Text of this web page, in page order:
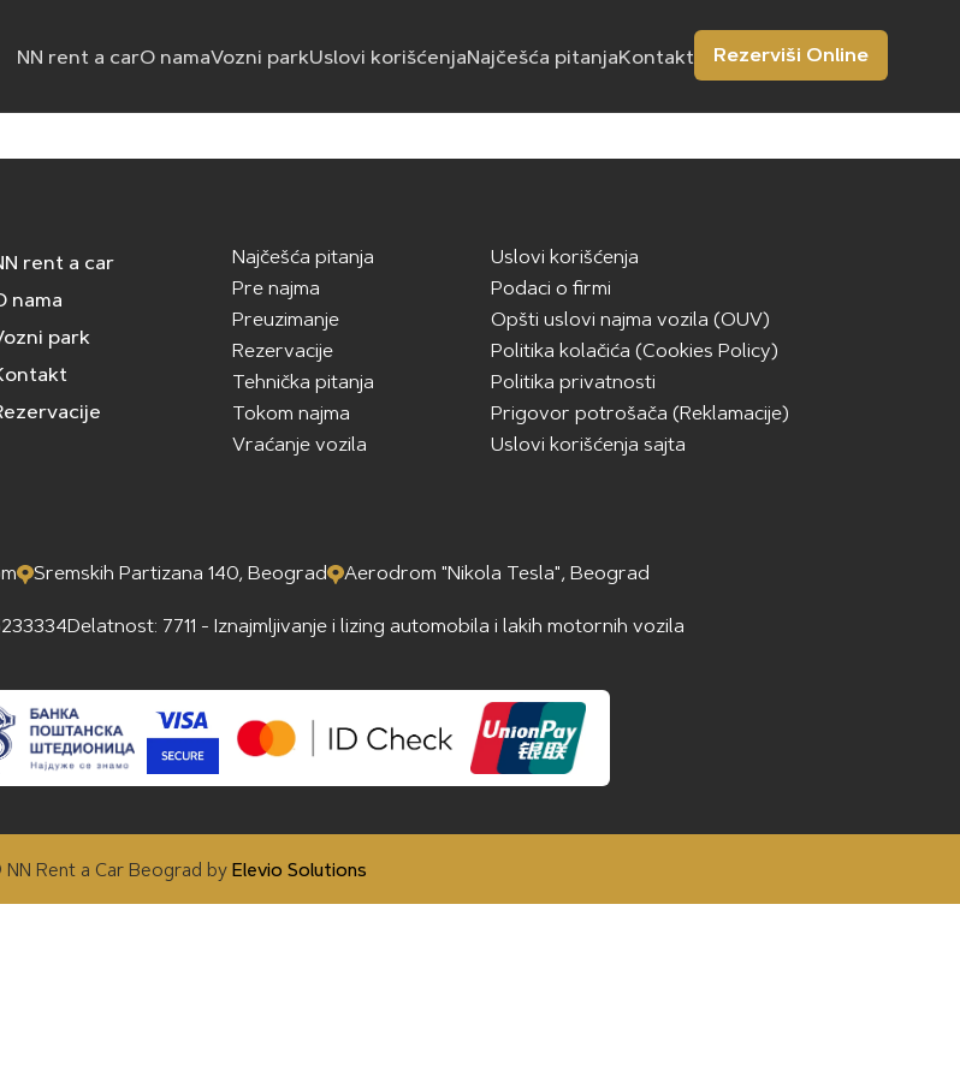
NN rent a carO namaVozni parkUslovi korišćenjaNajčešća pitanjaKontakt Rezerviši Online
rent a car
nama
park
Najčešća pitanja
Pre najma
Preuzimanje
Rezervacije
Tehnička pitanja
Tokom najma
Vraćanje vozila
Uslovi korišćenja
Podaci o firmi
Opšti uslovi najma vozila (OUV)
Politika kolačića (Cookies Policy)
Politika privatnosti
Prigovor potrošača (Reklamacije)
Uslovi korišćenja sajta
Sremskih Partizana 140, Beograd Aerodrom "Nikola Tesla", Beograd
Delatnost: 7711 - Iznajmljivanje i lizing automobila i lakih motornih vozila
Rent a Car Beograd by Elevio Solutions